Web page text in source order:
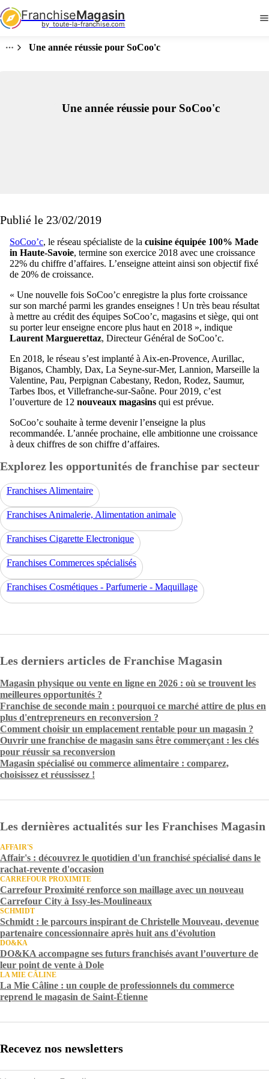
FranchiseMagasin
by  toute-la-franchise.com
Une année réussie pour SoCoo'c
Une année réussie pour SoCoo'c
Publié le 23/02/2019
SoCoo’c, le réseau spécialiste de la cuisine équipée 100% Made
in Haute-Savoie, termine son exercice 2018 avec une croissance
22% du chiffre d’affaires. L’enseigne atteint ainsi son objectif fixé
de 20% de croissance.
« Une nouvelle fois SoCoo’c enregistre la plus forte croissance
sur son marché parmi les grandes enseignes ! Un très beau résultat
à mettre au crédit des équipes SoCoo’c, magasins et siège, qui ont
su porter leur enseigne encore plus haut en 2018 », indique
Laurent Marguerettaz, Directeur Général de SoCoo’c.
En 2018, le réseau s’est implanté à Aix-en-Provence, Aurillac,
Biganos, Chambly, Dax, La Seyne-sur-Mer, Lannion, Marseille la
Valentine, Pau, Perpignan Cabestany, Redon, Rodez, Saumur,
Tarbes Ibos, et Villefranche-sur-Saône. Pour 2019, c’est
l’ouverture de 12 nouveaux magasins qui est prévue.
SoCoo’c souhaite à terme devenir l’enseigne la plus
recommandée. L’année prochaine, elle ambitionne une croissance
à deux chiffres de son chiffre d’affaires.
Explorez les opportunités de franchise par secteur
Franchises Alimentaire
Franchises Animalerie, Alimentation animale
Franchises Cigarette Electronique
Franchises Commerces spécialisés
Franchises Cosmétiques - Parfumerie - Maquillage
Les derniers articles de Franchise Magasin
Magasin physique ou vente en ligne en 2026 : où se trouvent les
meilleures opportunités ?
Franchise de seconde main : pourquoi ce marché attire de plus en
plus d'entrepreneurs en reconversion ?
Comment choisir un emplacement rentable pour un magasin ?
Ouvrir une franchise de magasin sans être commerçant : les clés
pour réussir sa reconversion
Magasin spécialisé ou commerce alimentaire : comparez,
choisissez et réussissez !
Les dernières actualités sur les Franchises Magasin
AFFAIR'S
Affair's : découvrez le quotidien d'un franchisé spécialisé dans le
rachat-revente d'occasion
CARREFOUR PROXIMITE
Carrefour Proximité renforce son maillage avec un nouveau
Carrefour City à Issy-les-Moulineaux
SCHMIDT
Schmidt : le parcours inspirant de Christelle Mouveau, devenue
partenaire concessionnaire après huit ans d'évolution
DO&KA
DO&KA accompagne ses futurs franchisés avant l’ouverture de
leur point de vente à Dole
LA MIE CÂLINE
La Mie Câline : un couple de professionnels du commerce
reprend le magasin de Saint-Étienne
Recevez nos newsletters